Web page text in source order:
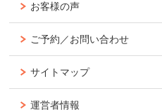
お客様の声
ご予約／お問い合わせ
サイトマップ
運営者情報